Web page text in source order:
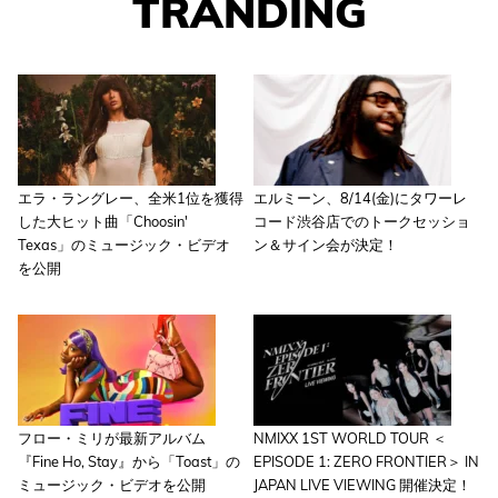
TRANDING
エラ・ラングレー、全米1位を獲得
した大ヒット曲「Choosin'
Texas」のミュージック・ビデオ
を公開
エルミーン、8/14(金)にタワーレ
コード渋谷店でのトークセッショ
ン＆サイン会が決定！
フロー・ミリが最新アルバム
『Fine Ho, Stay』から「Toast」の
ミュージック・ビデオを公開
NMIXX 1ST WORLD TOUR ＜
EPISODE 1: ZERO FRONTIER＞ IN
JAPAN LIVE VIEWING 開催決定！